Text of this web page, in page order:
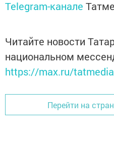
Telegram-канале
Читайте новости
национальном
https://max.ru/tatmedia
Перейти на